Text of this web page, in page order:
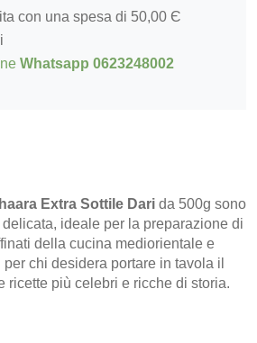
e Cereali
e Aperitivi
e dolci
con una spesa di 50,00 Є
Whatsapp 0623248002
Extra Sottile Dari da 500g sono
ideale per la preparazione di
della cucina mediorientale e
chi desidera portare in tavola il
ricette più celebri e ricche di storia.